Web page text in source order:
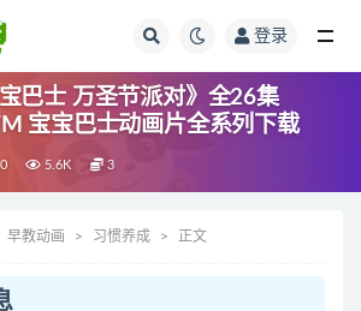
登录
巴士 万圣节派对》全26集
宝宝巴士动画片全系列下载
0 5.6K 3
早教动画 习惯养成 正文